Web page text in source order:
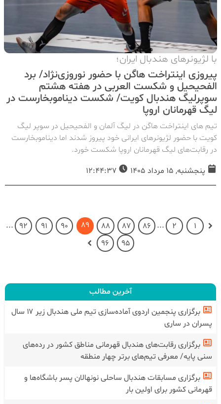
با لژیونرهای هندبال ایران؛
پیروزی اینتراخت هاگن با حضور نوروزی‌نژاد/ برد
الفحیحیل و شکست العربی در هفته هشتم
سوپرلیگ هندبال کویت/ شکست دیناموبخارست در
لیگ قهرمانان اروپا
تیم های اینتراخت هاگن در لیگ آلمان و الفحیحیل در سوپر لیگ
کویت با حضور لژیونرهای ایرانی خود پیروز شدند اما دیناموبخارست
در رقابت‌های لیگ قهرمانان اروپا شکست خورد.
پنجشنبه, 15 مرداد 1405
1
2
...
86
87
88
89
90
91
92
...
95
96
آخرین مطالب
برگزاری پنجمین اردوی آماده‌سازی تیم ملی هندبال زیر ۱۷ سال
پسران در ساری
برگزاری رقابت‌های هندبال قهرمانی مناطق کشور در رده‌های
سنی پایه/ معرفی تیم‌های برتر چهار منطقه
برگزاری مسابقات هندبال ساحلی نونهالان پسر باشگاه‌ها و
قهرمانی کشور برای اولین بار